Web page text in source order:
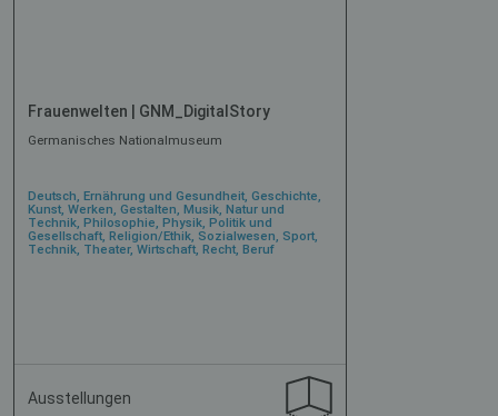
Frauenwelten | GNM_DigitalStory
Germanisches Nationalmuseum
Deutsch, Ernährung und Gesundheit, Geschichte,
Kunst, Werken, Gestalten, Musik, Natur und
Technik, Philosophie, Physik, Politik und
Gesellschaft, Religion/Ethik, Sozialwesen, Sport,
Technik, Theater, Wirtschaft, Recht, Beruf
Ausstellungen